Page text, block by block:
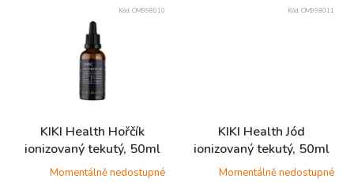
KIKI Health Hořčík
ionizovaný tekutý, 50ml
Momentálně nedostupné
Kód: OM998010
KIKI Health Jód
ionizovaný tekutý, 50ml
Momentálně nedostupné
Kód: OM998011